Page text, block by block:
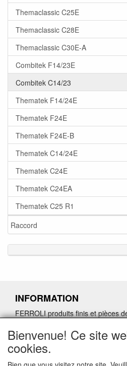
Themaclassic C25E
Themaclassic C28E
Themaclassic C30E-A
Combitek F14/23E
Combitek C14/23
Thematek F14/24E
Thematek F24E
Thematek F24E-B
Thematek C14/24E
Thematek C24E
Thematek C24EA
Thematek C25 R1
Raccord
INFORMATION
FERROLI produits finis et pièces
Demander un lien d'annulation
Bienvenue! Ce site
cookies.